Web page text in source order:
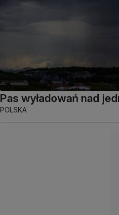
Pas wyładowań nad
POLSKA